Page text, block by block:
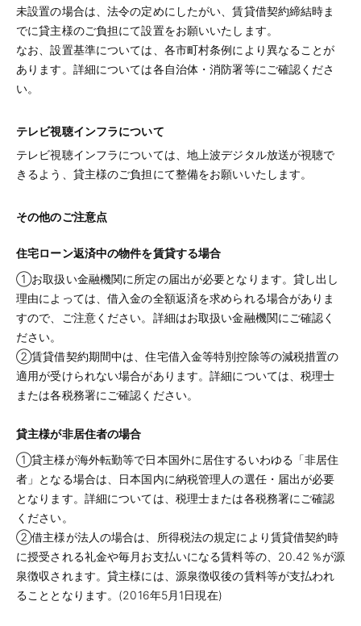
未設置の場合は、法令の定めにしたがい、賃貸借契約締結時ま
でに貸主様のご負担にて設置をお願いいたします。
なお、設置基準については、各市町村条例により異なることが
あります。詳細については各自治体・消防署等にご確認くださ
い。
テレビ視聴インフラについて
テレビ視聴インフラについては、地上波デジタル放送が視聴で
きるよう、貸主様のご負担にて整備をお願いいたします。
その他のご注意点
住宅ローン返済中の物件を賃貸する場合
①お取扱い金融機関に所定の届出が必要となります。貸し出し
理由によっては、借入金の全額返済を求められる場合がありま
すので、ご注意ください。詳細はお取扱い金融機関にご確認く
ださい。
②賃貸借契約期間中は、住宅借入金等特別控除等の減税措置の
適用が受けられない場合があります。詳細については、税理士
または各税務署にご確認ください。
貸主様が非居住者の場合
①貸主様が海外転勤等で日本国外に居住するいわゆる「非居住
者」となる場合は、日本国内に納税管理人の選任・届出が必要
となります。詳細については、税理士または各税務署にご確認
ください。
②借主様が法人の場合は、所得税法の規定により賃貸借契約時
に授受される礼金や毎月お支払いになる賃料等の、20.42％が源
泉徴収されます。貸主様には、源泉徴収後の賃料等が支払われ
ることとなります。(2016年5月1日現在)